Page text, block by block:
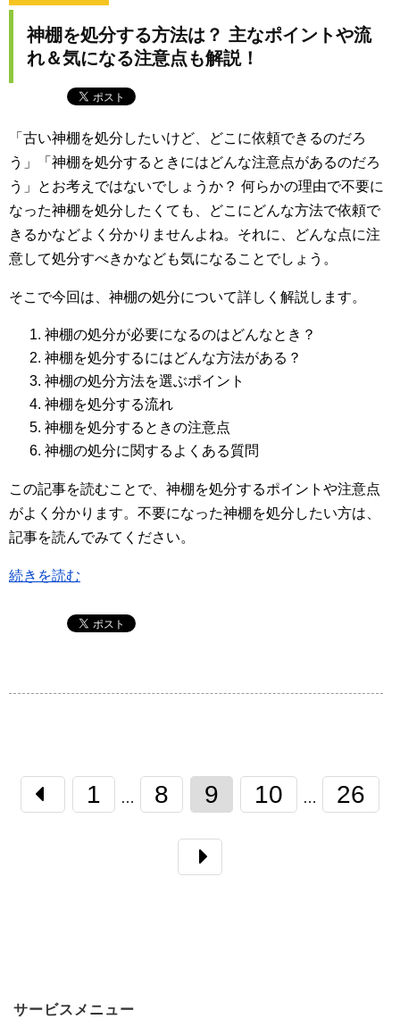
神棚を処分する方法は？ 主なポイントや流
れ＆気になる注意点も解説！
「古い神棚を処分したいけど、どこに依頼できるのだろ
う」「神棚を処分するときにはどんな注意点があるのだろ
う」とお考えではないでしょうか？ 何らかの理由で不要に
なった神棚を処分したくても、どこにどんな方法で依頼で
きるかなどよく分かりませんよね。それに、どんな点に注
意して処分すべきかなども気になることでしょう。
そこで今回は、神棚の処分について詳しく解説します。
神棚の処分が必要になるのはどんなとき？
神棚を処分するにはどんな方法がある？
神棚の処分方法を選ぶポイント
神棚を処分する流れ
神棚を処分するときの注意点
神棚の処分に関するよくある質問
この記事を読むことで、神棚を処分するポイントや注意点
がよく分かります。不要になった神棚を処分したい方は、
記事を読んでみてください。
続きを読む
1 … 8 9 10 … 26
サービスメニュー